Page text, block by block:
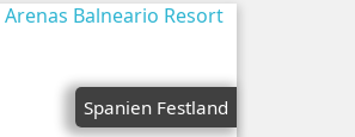
Spanien Festland